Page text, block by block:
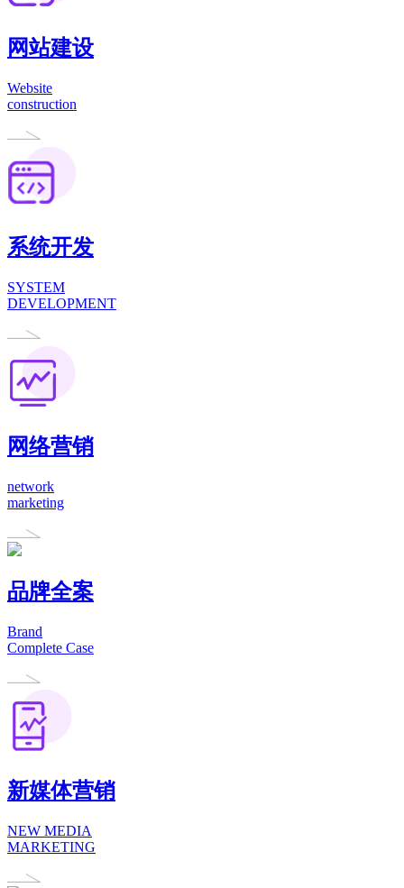
网站建设
Website
construction
系统开发
SYSTEM
DEVELOPMENT
网络营销
network
marketing
品牌全案
Brand
Complete Case
新媒体营销
NEW MEDIA
MARKETING